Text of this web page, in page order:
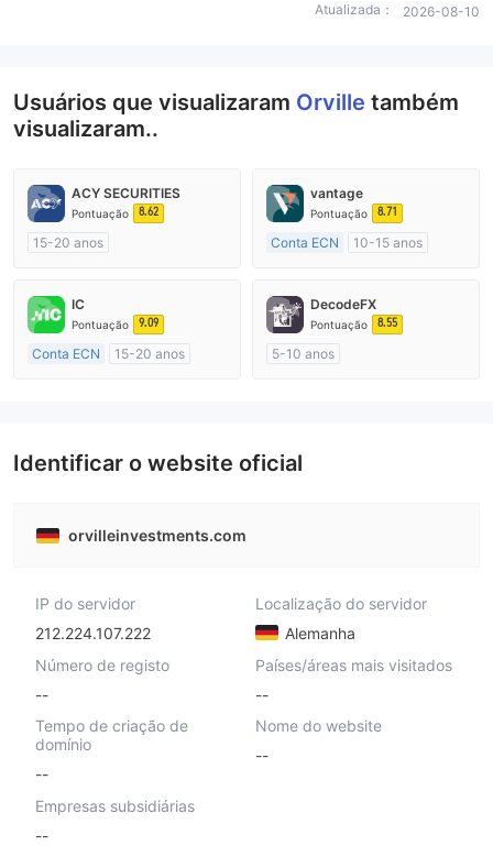
Atualizada： 2026-08-10
Usuários que visualizaram Orville também
visualizaram..
ACY SECURITIES
Pontuação 8.62
15-20 anos
Market Marketing (MM)
Etiqueta principal MT4
vantage
Pontuação 8.71
Conta ECN
10-15 anos
Market Marketing (MM)
Etiqueta principal MT4
IC
Pontuação 9.09
Conta ECN
15-20 anos
DecodeFX
Pontuação 8.55
5-10 anos
Identificar o website oficial
orvilleinvestments.com
IP do servidor
212.224.107.222
Localização do servidor
Alemanha
Número de registo
--
Países/áreas mais visitados
--
Tempo de criação de
domínio
--
Nome do website
--
Empresas subsidiárias
--